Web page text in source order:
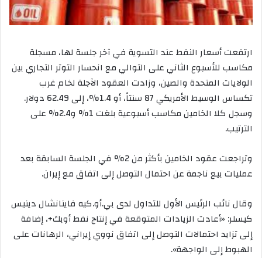
ارتفعت أسعار النفط عند التسوية في آخر جلسة لها، مسجلة
مكاسب للأسبوع الثاني على التوالي مع انحسار التوتر التجاري بين
الولايات المتحدة والصين، وزادت العقود الآجلة لخام غرب
تكساس الوسيط الأمريكي 87 سنتاً، أو 1.4%، إلى 62.49 دولار.
وسجل كلا الخامين مكاسب أسبوعية بلغت 1% و2.4% على
الترتيب.
وتراجعت عقود الخامين بأكثر من 2% في الجلسة السابقة بعد
عمليات بيع ناجمة عن احتمال التوصل إلى اتفاق مع إيران.
وقال نائب الرئيس الأول للتداول لدى بي.أو.كيه فاينانشال دينيس
كيسلر: «أعادت الزيادات المتوقعة في إنتاج نفط أوبك+، إضافة
إلى تزايد احتمالات التوصل إلى اتفاق نووي إيراني، الرهانات على
الهبوط إلى الواجهة».